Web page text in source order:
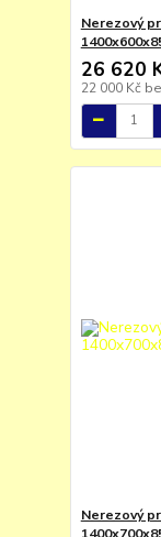
Nerezový
26 620
22 000 Kč
Nerezový